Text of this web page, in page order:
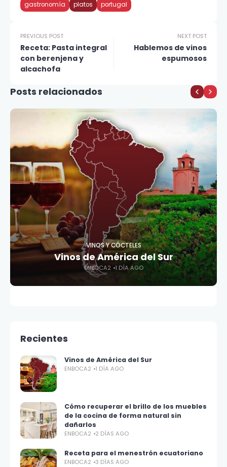
gastronomía platos portugal
PREVIOUS POST
Receta: Pasta integral
con berenjena y
alcachofa
NEXT POST
Hablemos de vinos
espumosos
Posts relacionados
VINOS Y CÓCTELES
Vinos de América del Sur
ENBOCA2 1 DÍA AGO
Recientes
Vinos de América del Sur
ENBOCA2 1 DÍA AGO
Cómo recuperar el brillo de los muebles
de la cocina de forma natural sin
dañarlos
ENBOCA2 2 DÍAS AGO
Receta para el menestrón ecuatoriano
ENBOCA2 3 DÍAS AGO